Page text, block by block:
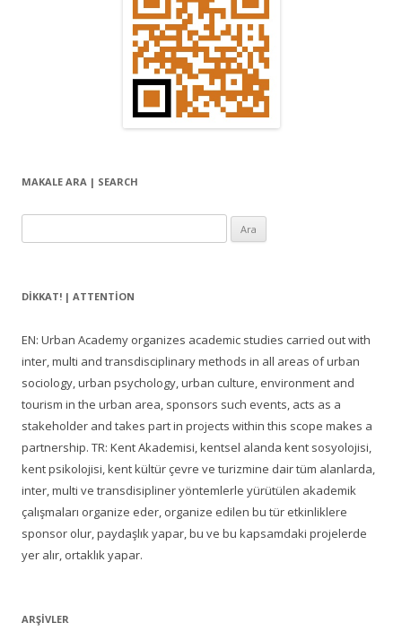
MAKALE ARA | SEARCH
DIKKAT! | ATTENTION
EN: Urban Academy organizes academic studies carried out with
inter, multi and transdisciplinary methods in all areas of urban
sociology, urban psychology, urban culture, environment and
tourism in the urban area, sponsors such events, acts as a
stakeholder and takes part in projects within this scope makes a
partnership. TR: Kent Akademisi, kentsel alanda kent sosyolojisi,
kent psikolojisi, kent kültür çevre ve turizmine dair tüm alanlarda,
inter, multi ve transdisipliner yöntemlerle yürütülen akademik
çalışmaları organize eder, organize edilen bu tür etkinliklere
sponsor olur, paydaşlık yapar, bu ve bu kapsamdaki projelerde
yer alır, ortaklık yapar.
ARŞIVLER